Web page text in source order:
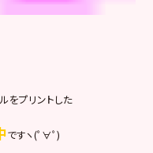
をプリントした
ですヽ(ﾟ∀ﾟ)